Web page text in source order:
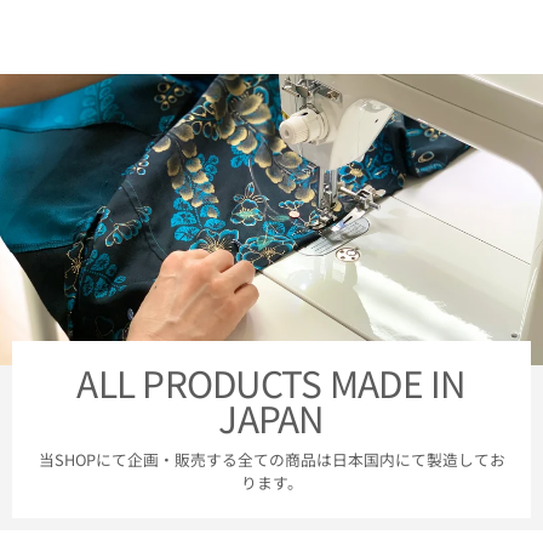
ALL PRODUCTS MADE IN
JAPAN
当SHOPにて企画・販売する全ての商品は日本国内にて製造してお
ります。